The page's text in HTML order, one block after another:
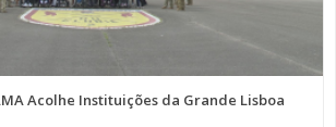
Acolhe Instituições da Grande Lisboa